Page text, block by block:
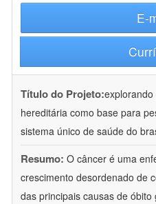
E-
Título do Projeto:
hereditária como base para
sistema único de saúde do
Resumo: O câncer é uma
crescimento desordenado de
das principais causas de